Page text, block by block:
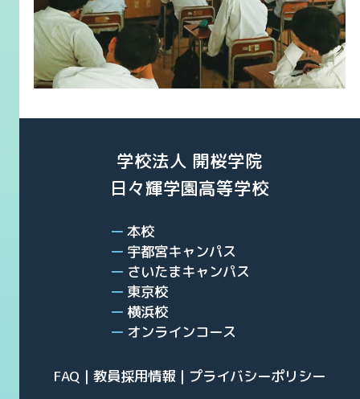
学校法人 開桜学院
日々輝学園高等学校
本校
宇都宮キャンパス
さいたまキャンパス
東京校
横浜校
オンラインコース
FAQ 教員採用情報 プライバシーポリシー